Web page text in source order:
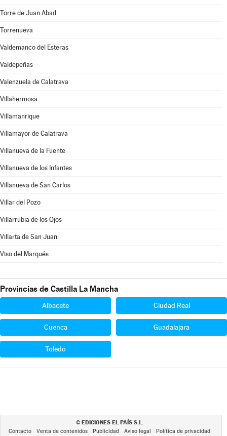
Torre de Juan Abad
Torrenueva
Valdemanco del Esteras
Valdepeñas
Valenzuela de Calatrava
Villahermosa
Villamanrique
Villamayor de Calatrava
Villanueva de la Fuente
Villanueva de los Infantes
Villanueva de San Carlos
Villar del Pozo
Villarrubia de los Ojos
Villarta de San Juan
Viso del Marqués
Provincias de Castilla La Mancha
Albacete Ciudad Real
Cuenca Guadalajara
Toledo
© EDICIONES EL PAÍS S.L.
Contacto Venta de contenidos Publicidad Aviso legal Política de privacidad